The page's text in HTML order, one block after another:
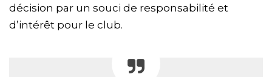
décision par un souci de responsabilité et
d’intérêt pour le club.